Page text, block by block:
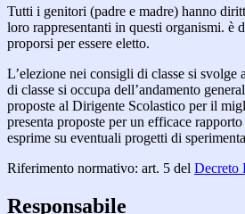
Tutti i genitori (padre e madre) hanno
loro rappresentanti in questi organismi. è
proporsi per essere eletto.
L’elezione nei consigli di classe si svolge
di classe si occupa dell’andamento
proposte al Dirigente Scolastico per il
presenta proposte per un efficace
esprime su eventuali progetti di
Riferimento normativo: art. 5 del Decreto
Responsabile